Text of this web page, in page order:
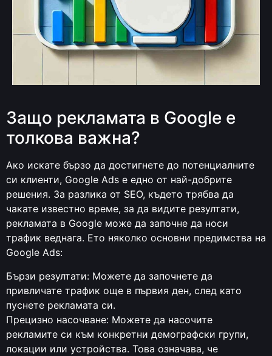
Защо рекламата в Google е
толкова важна?
Ако искате бързо да достигнете до потенциалните
си клиенти, Google Ads е едно от най-добрите
решения. За разлика от SEO, където трябва да
чакате известно време, за да видите резултати,
рекламата в Google може да започне да носи
трафик веднага. Ето няколко основни предимства на
Google Ads:
Бързи резултати: Можете да започнете да
привличате трафик още в първия ден, след като
пуснете рекламата си.
Прецизно насочване: Можете да насочите
рекламите си към конкретни демографски групи,
локации или устройства. Това означава, че